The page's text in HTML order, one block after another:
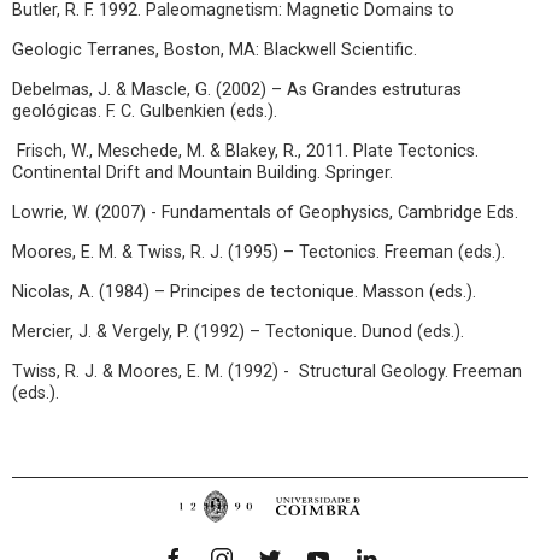
Butler, R. F. 1992. Paleomagnetism: Magnetic Domains to
Geologic Terranes, Boston, MA: Blackwell Scientific.
Debelmas, J. & Mascle, G. (2002) – As Grandes estruturas
geológicas. F. C. Gulbenkien (eds.).
Frisch, W., Meschede, M. & Blakey, R., 2011. Plate Tectonics.
Continental Drift and Mountain Building. Springer.
Lowrie, W. (2007) - Fundamentals of Geophysics, Cambridge Eds.
Moores, E. M. & Twiss, R. J. (1995) – Tectonics. Freeman (eds.).
Nicolas, A. (1984) – Principes de tectonique. Masson (eds.).
Mercier, J. & Vergely, P. (1992) – Tectonique. Dunod (eds.).
Twiss, R. J. & Moores, E. M. (1992) - Structural Geology. Freeman
(eds.).